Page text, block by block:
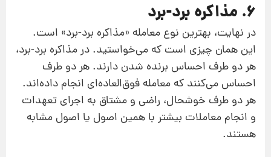
6. مذاکره برد-برد
در نهایت، بهترین نوع معامله «مذاکره برد-برد» است.
این همان چیزی است که می‌خواستید. در مذاکره برد-برد،
هر دو طرف احساس برنده شدن دارند. هر دو طرف
احساس می‌کنند که معامله فوق‌العاده‌ای انجام داده‌اند.
هر دو طرف خوشحال،‌ راضی و مشتاق به اجرای تعهدات
و انجام معاملات بیشتر با همین اصول یا اصول مشابه
هستند.